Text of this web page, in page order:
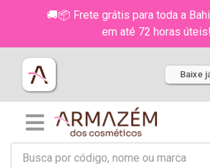
🚚📦 Frete grátis para toda a
em até 72 horas úteis!
Baixe